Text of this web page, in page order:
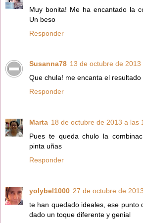
Muy bonita! Me ha encantado la
Un beso
Responder
Susanna78 13 de octubre de 2013
Que chula! me encanta el resultado
Responder
Marta 18 de octubre de 2013 a las
Pues te queda chulo la
pinta uñas
Responder
yolybel1000 27 de octubre de
te han quedado ideales, ese punto
dado un toque diferente y genial